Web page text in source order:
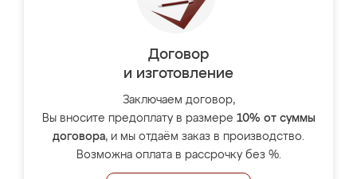
Договор
и изготовление
Заключаем договор,
Вы вносите предоплату в размере 10% от суммы
договора, и мы отдаём заказ в производство.
Возможна оплата в рассрочку без %.